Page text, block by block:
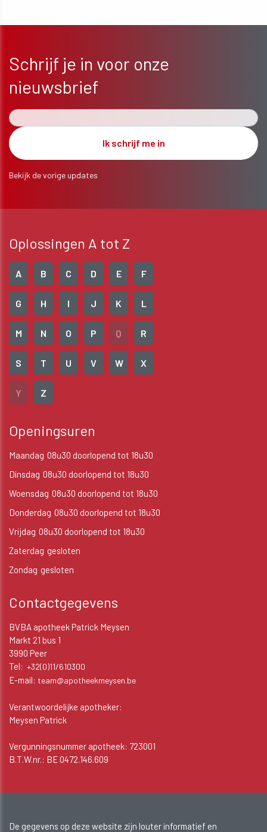
Schrijf je in voor onze
nieuwsbrief
Bekijk de vorige updates
Oplossingen A tot Z
A B C D E F
G H I J K L
M N O P Q R
S T U V W X
Y Z
Openingsuren
Maandag 08u30 doorlopend tot 18u30
Dinsdag 08u30 doorlopend tot 18u30
Woensdag 08u30 doorlopend tot 18u30
Donderdag 08u30 doorlopend tot 18u30
Vrijdag 08u30 doorlopend tot 18u30
Zaterdag gesloten
Zondag gesloten
Contactgegevens
BVBA apotheek Patrick Meysen
Markt 21 bus 1
3990 Peer
Tel: +32(0)11/610300
E-mail: team@apotheekmeysen.be
Verantwoordelijke apotheker:
Meysen Patrick
Vergunningsnummer apotheek: 723001
B.T.W.nr.: BE 0472.146.609
De gegevens op deze website zijn louter informatief en